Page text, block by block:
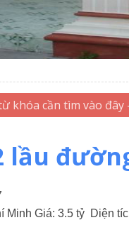
lầu
Minh Giá: 3.5 tỷ Diện